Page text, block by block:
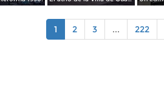
1 2 3 ... 222